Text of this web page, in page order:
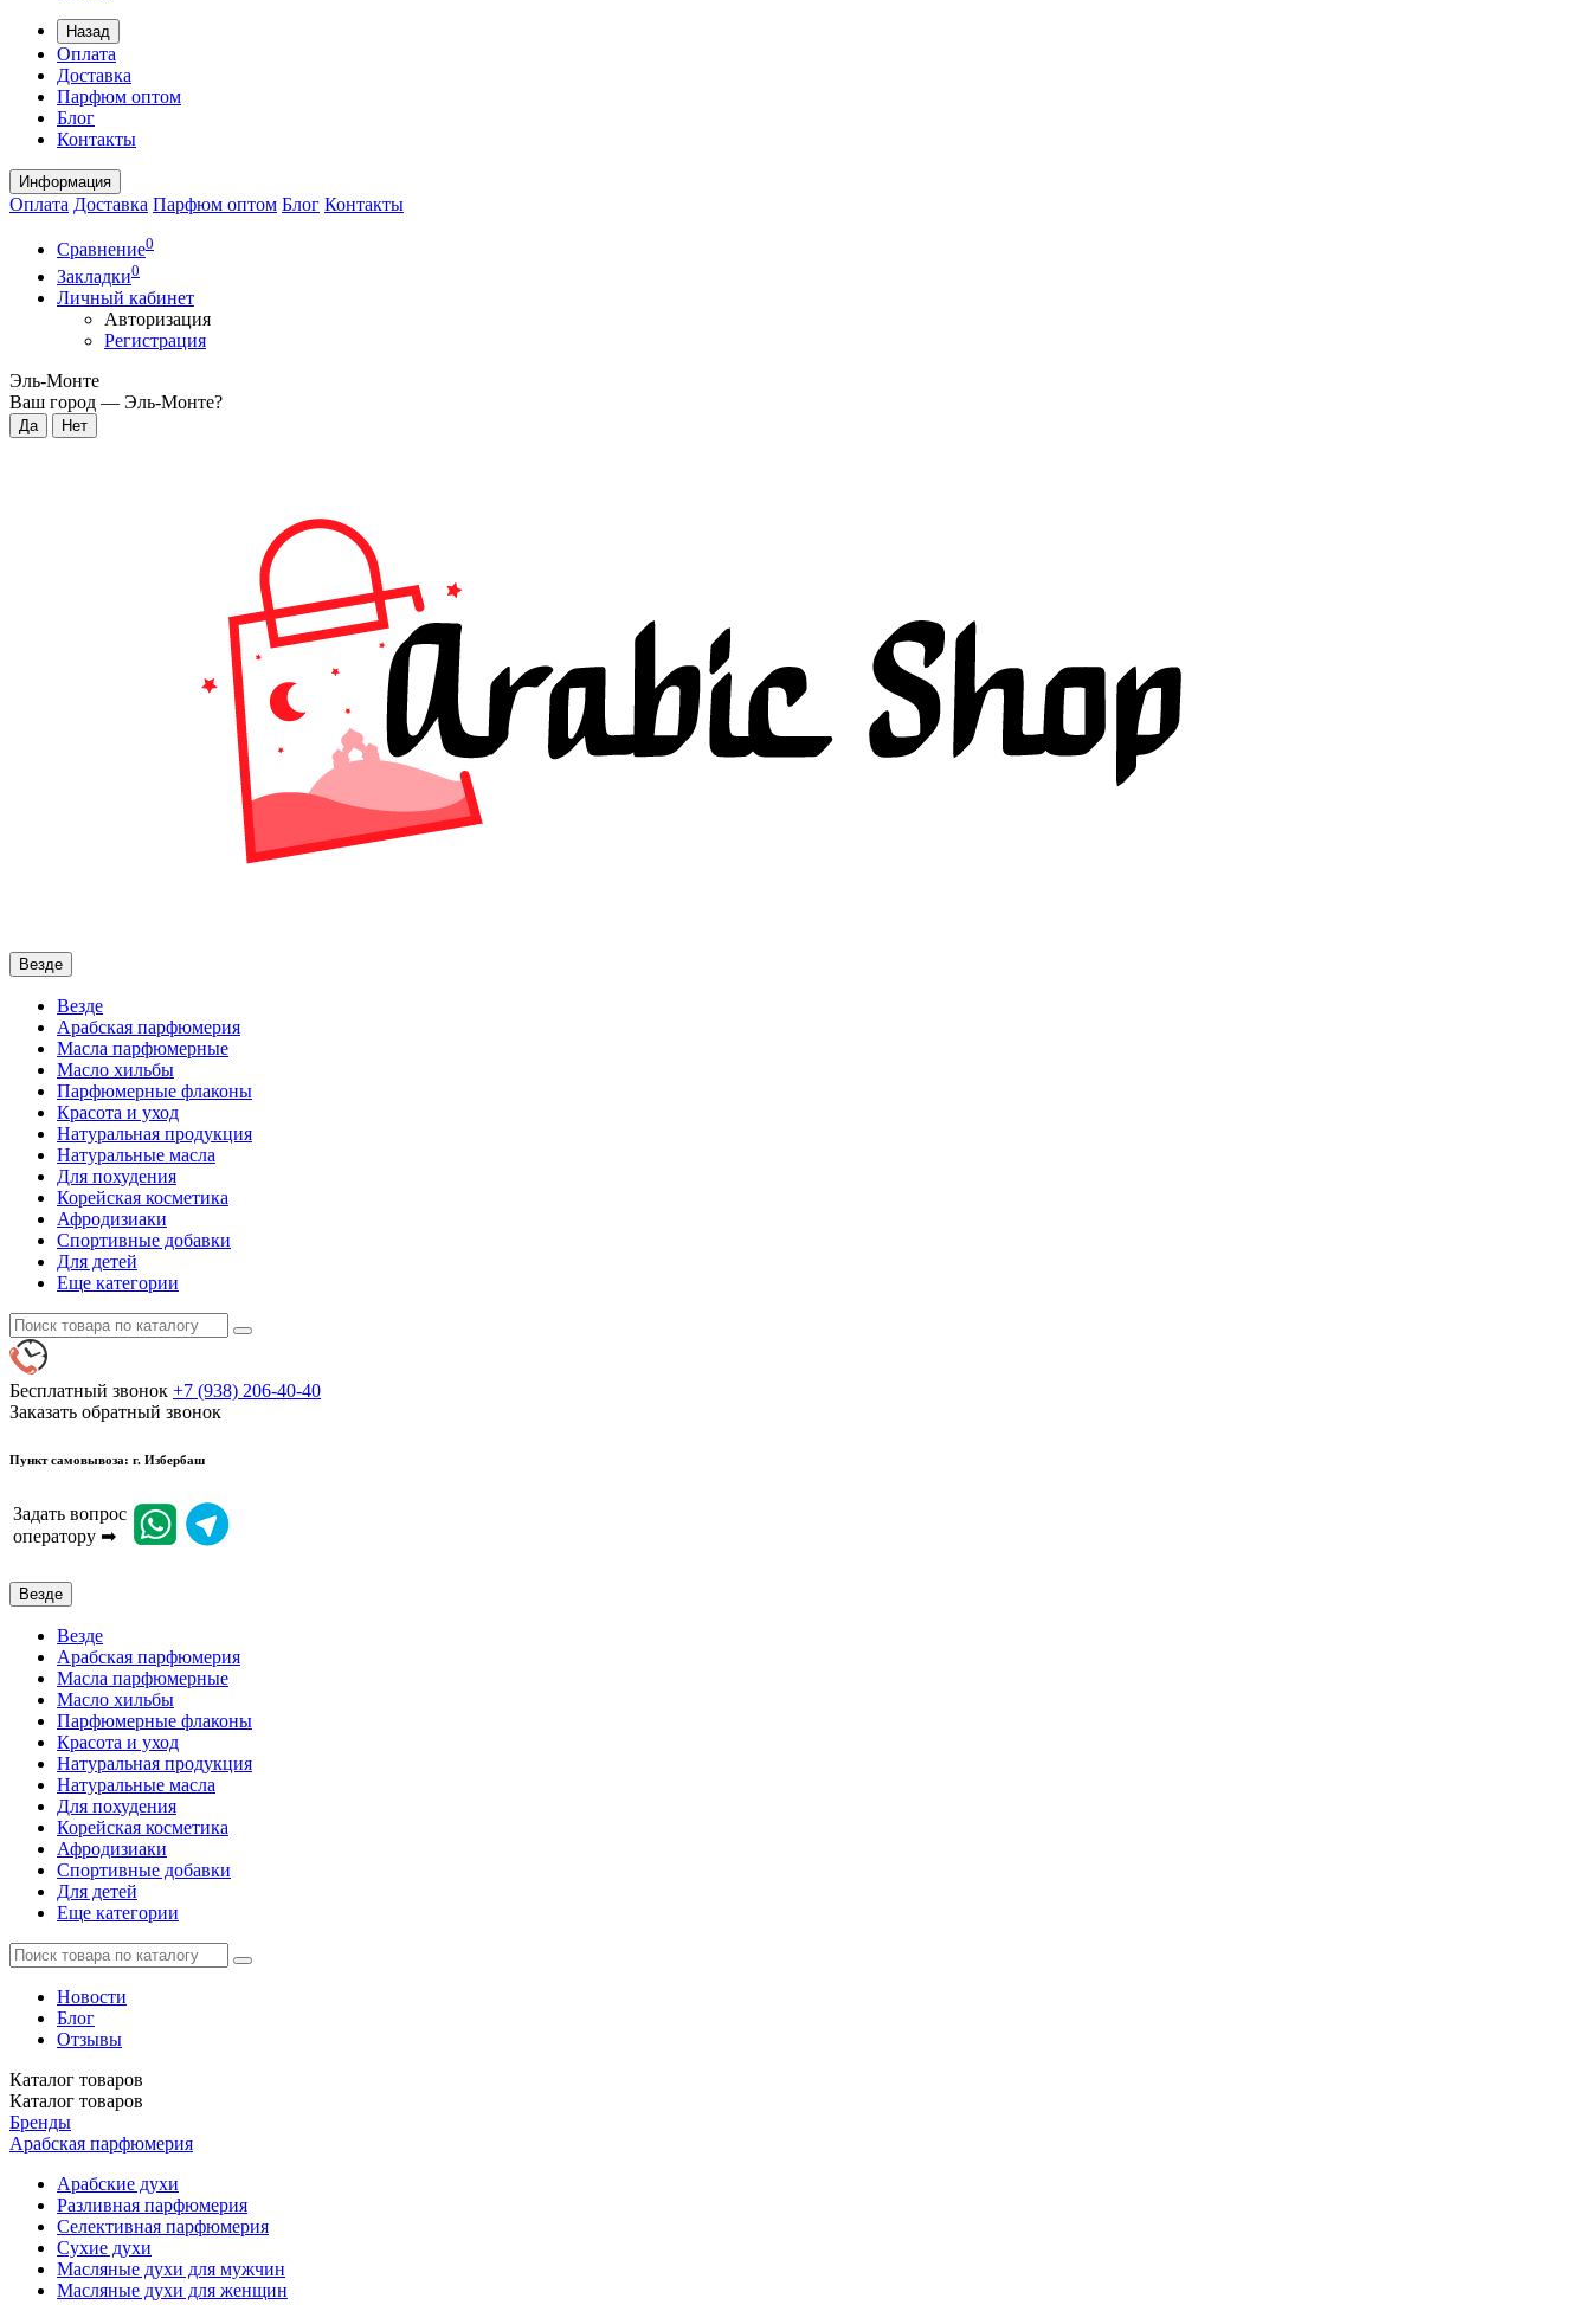
Назад
Оплата
Доставка
Парфюм оптом
Блог
Контакты
Информация
Оплата Доставка Парфюм оптом Блог Контакты
Сравнение0
Закладки0
Личный кабинет
Авторизация
Регистрация
Эль-Монте
Ваш город — Эль-Монте?
Везде
Везде
Арабская парфюмерия
Масла парфюмерные
Масло хильбы
Парфюмерные флаконы
Красота и уход
Натуральная продукция
Натуральные масла
Для похудения
Корейская косметика
Афродизиаки
Спортивные добавки
Для детей
Еще категории
Бесплатный звонок +7 (938) 206-40-40
Заказать обратный звонок
Пункт самовывоза: г. Избербаш
Задать вопрос
оператору ➡
Везде
Везде
Арабская парфюмерия
Масла парфюмерные
Масло хильбы
Парфюмерные флаконы
Красота и уход
Натуральная продукция
Натуральные масла
Для похудения
Корейская косметика
Афродизиаки
Спортивные добавки
Для детей
Еще категории
Новости
Блог
Отзывы
Каталог товаров
Каталог товаров
Бренды
Арабская парфюмерия
Арабские духи
Разливная парфюмерия
Селективная парфюмерия
Сухие духи
Масляные духи для мужчин
Масляные духи для женщин